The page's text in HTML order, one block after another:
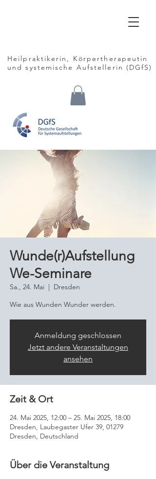
Heilpraktikerin, Körpertherapeutin
und systemische Aufstellerin (DGfS)
Wunde(r)Aufstellung
We-Seminare
Sa., 24. Mai
  |
Dresden
Wie aus Wunden Wunder werden.
Anmeldung geschlossen
Jetzt andere Veranstaltungen
ansehen
Zeit & Ort
24. Mai 2025, 12:00 – 25. Mai 2025, 18:00
Dresden, Laubegaster Ufer 39, 01279
Dresden, Deutschland
Über die Veranstaltung